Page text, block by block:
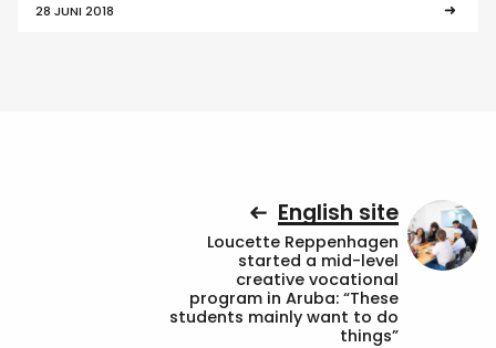
28 JUNI 2018
English site
Loucette Reppenhagen
started a mid-level
creative vocational
program in Aruba: “These
students mainly want to do
things”